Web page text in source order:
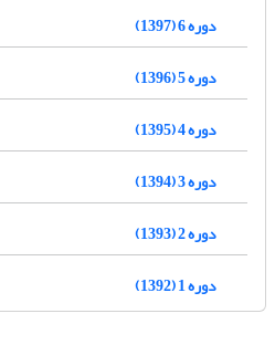
دوره 6 (1397)
دوره 5 (1396)
دوره 4 (1395)
دوره 3 (1394)
دوره 2 (1393)
دوره 1 (1392)